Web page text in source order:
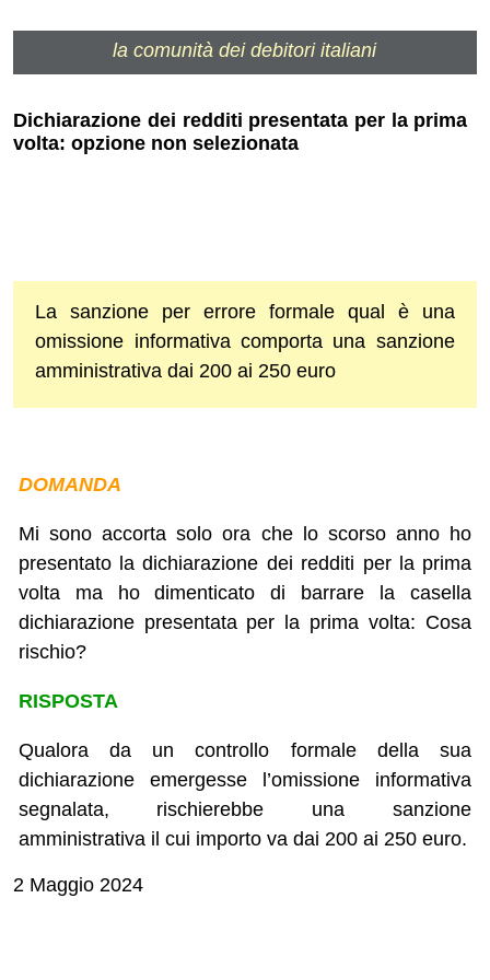
la comunità dei debitori italiani
Dichiarazione dei redditi presentata per la prima
volta: opzione non selezionata
La sanzione per errore formale qual è una
omissione informativa comporta una sanzione
amministrativa dai 200 ai 250 euro
DOMANDA
Mi sono accorta solo ora che lo scorso anno ho
presentato la dichiarazione dei redditi per la prima
volta ma ho dimenticato di barrare la casella
dichiarazione presentata per la prima volta: Cosa
rischio?
RISPOSTA
Qualora da un controllo formale della sua
dichiarazione emergesse l’omissione informativa
segnalata, rischierebbe una sanzione
amministrativa il cui importo va dai 200 ai 250 euro.
2 Maggio 2024